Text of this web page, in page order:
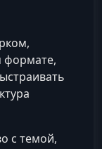
формате,
с темой,